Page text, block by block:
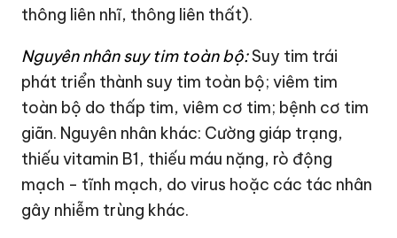
thông liên nhĩ, thông liên thất).
Nguyên nhân suy tim toàn bộ:Suy tim trái
phát triển thành suy tim toàn bộ; viêm tim
toàn bộ do thấp tim, viêm cơ tim; bệnh cơ tim
giãn. Nguyên nhân khác: Cường giáp trạng,
thiếu vitamin B1, thiếu máu nặng, rò động
mạch - tĩnh mạch, do virus hoặc các tác nhân
gây nhiễm trùng khác.